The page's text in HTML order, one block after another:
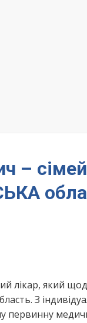
–
лікар, який
З
первинну